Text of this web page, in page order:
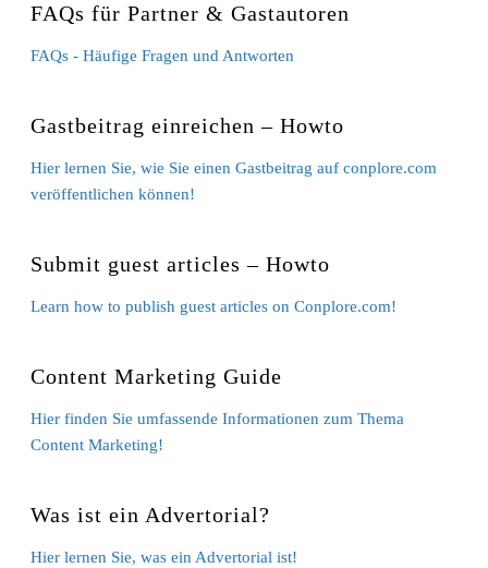
FAQs für Partner & Gastautoren
FAQs - Häufige Fragen und Antworten
Gastbeitrag einreichen – Howto
Hier lernen Sie, wie Sie einen Gastbeitrag auf conplore.com
veröffentlichen können!
Submit guest articles – Howto
Learn how to publish guest articles on Conplore.com!
Content Marketing Guide
Hier finden Sie umfassende Informationen zum Thema
Content Marketing!
Was ist ein Advertorial?
Hier lernen Sie, was ein Advertorial ist!